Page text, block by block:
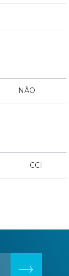
NÃO
CCI